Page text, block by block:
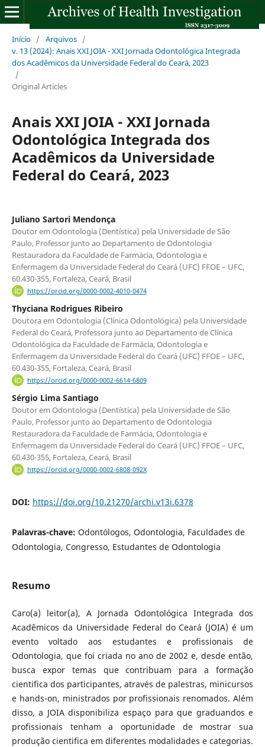
Início / Arquivos /
v. 13 (2024): Anais XXI JOIA - XXI Jornada Odontológica Integrada
dos Acadêmicos da Universidade Federal do Ceará, 2023
/
Original Articles
Anais XXI JOIA - XXI Jornada
Odontológica Integrada dos
Acadêmicos da Universidade
Federal do Ceará, 2023
Juliano Sartori Mendonça
Doutor em Odontologia (Dentística) pela Universidade de São
Paulo, Professor junto ao Departamento de Odontologia
Restauradora da Faculdade de Farmácia, Odontologia e
Enfermagem da Universidade Federal do Ceará (UFC) FFOE – UFC,
60.430-355, Fortaleza, Ceará, Brasil
https://orcid.org/0000-0002-4010-0474
Thyciana Rodrigues Ribeiro
Doutora em Odontologia (Clínica Odontológica) pela Universidade
Federal do Ceará, Professora junto ao Departamento de Clínica
Odontológica da Faculdade de Farmácia, Odontologia e
Enfermagem da Universidade Federal do Ceará (UFC) FFOE – UFC,
60.430-355, Fortaleza, Ceará, Brasil
https://orcid.org/0000-0002-6614-6809
Sérgio Lima Santiago
Doutor em Odontologia (Dentística) pela Universidade de São
Paulo, Professor junto ao Departamento de Odontologia
Restauradora da Faculdade de Farmácia, Odontologia e
Enfermagem da Universidade Federal do Ceará (UFC) FFOE – UFC,
60.430-355, Fortaleza, Ceará, Brasil
https://orcid.org/0000-0002-6808-092X
DOI: https://doi.org/10.21270/archi.v13i.6378
Palavras-chave: Odontólogos, Odontologia, Faculdades de
Odontologia, Congresso, Estudantes de Odontologia
Resumo
Caro(a) leitor(a), A Jornada Odontológica Integrada dos
Acadêmicos da Universidade Federal do Ceará (JOIA) é um
evento voltado aos estudantes e profissionais de
Odontologia, que foi criada no ano de 2002 e, desde então,
busca expor temas que contribuam para a formação
cientifica dos participantes, através de palestras, minicursos
e hands-on, ministrados por profissionais renomados. Além
disso, a JOIA disponibiliza espaço para que graduandos e
profissionais tenham a oportunidade de mostrar sua
produção cientifica em diferentes modalidades e categorias.